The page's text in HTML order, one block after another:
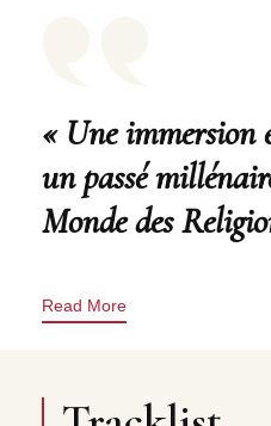
« Une immersion
un passé
Monde des
Read More